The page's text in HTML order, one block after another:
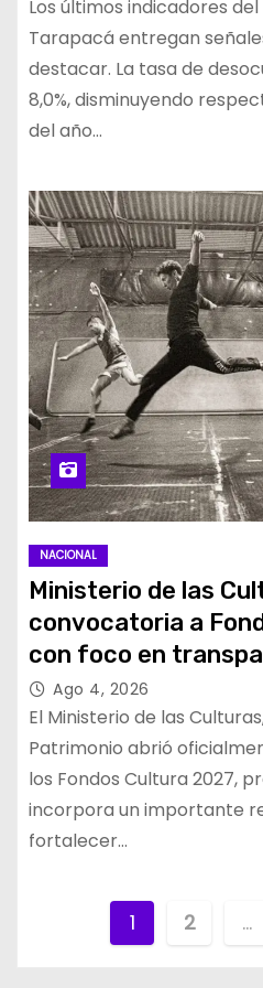
Los últimos indicadores
Tarapacá entregan
destacar. La tasa de
8,0%, disminuyendo
del año…
NACIONAL
Ministerio de las
convocatoria a
con foco en
innovación y acceso
Ago 4, 2026
El Ministerio de las
Patrimonio abrió
los Fondos Cultura 2027,
incorpora un importante
fortalecer…
1 2 …